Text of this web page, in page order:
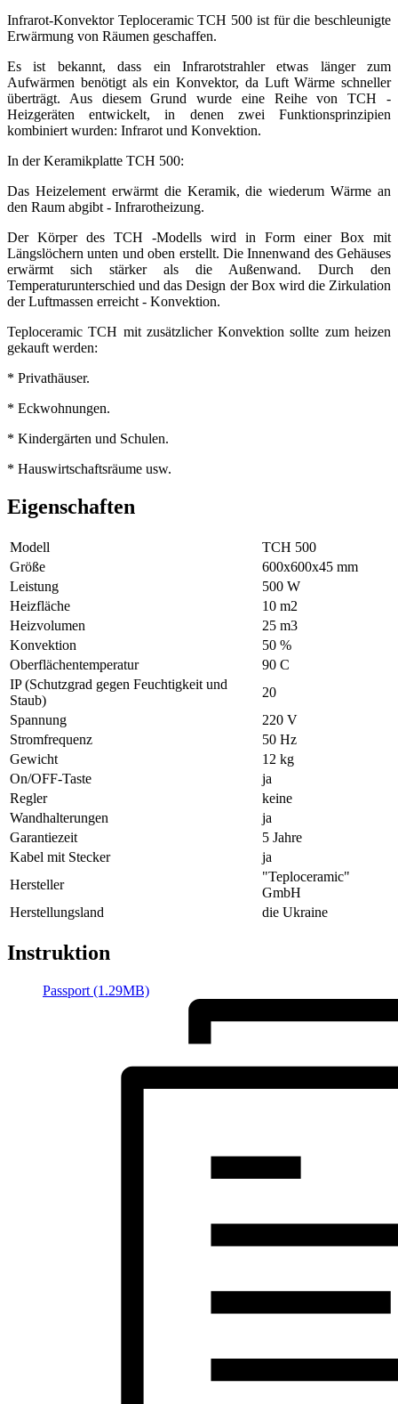
Infrarot-Konvektor Teploceramic TCH 500 ist für die beschleunigte
Erwärmung von Räumen geschaffen.
Es ist bekannt, dass ein Infrarotstrahler etwas länger zum
Aufwärmen benötigt als ein Konvektor, da Luft Wärme schneller
überträgt. Aus diesem Grund wurde eine Reihe von TCH -
Heizgeräten entwickelt, in denen zwei Funktionsprinzipien
kombiniert wurden: Infrarot und Konvektion.
In der Keramikplatte TCH 500:
Das Heizelement erwärmt die Keramik, die wiederum Wärme an
den Raum abgibt - Infrarotheizung.
Der Körper des TCH -Modells wird in Form einer Box mit
Längslöchern unten und oben erstellt. Die Innenwand des Gehäuses
erwärmt sich stärker als die Außenwand. Durch den
Temperaturunterschied und das Design der Box wird die Zirkulation
der Luftmassen erreicht - Konvektion.
Teploceramic TCH mit zusätzlicher Konvektion sollte zum heizen
gekauft werden:
* Privathäuser.
* Eckwohnungen.
* Kindergärten und Schulen.
* Hauswirtschaftsräume usw.
Eigenschaften
Modell
ТСН 500
Größe
600х600х45 mm
Leistung
500 W
Heizfläche
10 m2
Heizvolumen
25 m3
Konvektion
50 %
Oberflächentemperatur
90 С
IP (Schutzgrad gegen Feuchtigkeit und
Staub)
20
Spannung
220 V
Stromfrequenz
50 Hz
Gewicht
12 kg
On/OFF-Taste
ja
Regler
keine
Wandhalterungen
ja
Garantiezeit
5 Jahre
Kabel mit Stecker
ja
Hersteller
"Teploceramic"
GmbH
Herstellungsland
die Ukraine
Instruktion
Passport (1.29MB)